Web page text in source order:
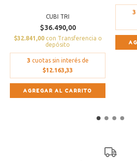
CUBI TRI
$36.490,00
$32.841,00 con Transferencia o
depósito
3 cuotas sin interés de
$12.163,33
AGREGAR AL CARRITO
3